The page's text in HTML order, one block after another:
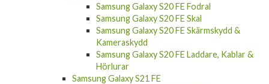
Samsung Galaxy S20 FE Fodral
Samsung Galaxy S20 FE Skal
Samsung Galaxy S20 FE Skärmskydd &
Kameraskydd
Samsung Galaxy S20 FE Laddare, Kablar &
Hörlurar
Samsung Galaxy S21 FE